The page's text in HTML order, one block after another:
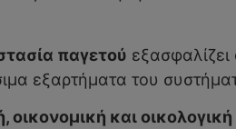
παγετού εξασφαλίζει
εξαρτήματα του
οικονομική και